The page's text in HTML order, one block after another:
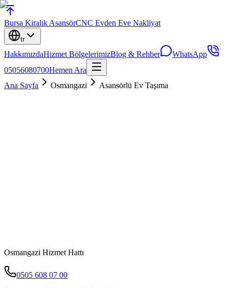
Bursa Kiralık AsansörCNC Evden Eve Nakliyat
tr
HakkımızdaHizmet BölgelerimizBlog & Rehber
WhatsApp
05056080700Hemen Ara
Ana Sayfa
Osmangazi Asansörlü Ev Taşıma
Osmangazi Hizmet Hattı
0505 608 07 00